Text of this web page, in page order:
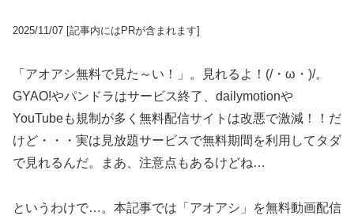
2025/11/07 [記事内にはPRが含まれます]
「アオアシ無料で見た～い！」。見れるよ！(/・ω・)/。
GYAO!やパンドラはサービス終了、dailymotionや
YouTubeも規制が多く無料配信サイトは改悪で激減！！だ
けど・・・実は見放題サービスで無料期間を利用してタダ
で見れるんだ。まあ、注意点もあるけどね…
というわけで…。本記事では「アオアシ」を無料動画配信